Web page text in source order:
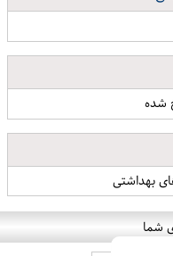
شده
بهداشتی
شما